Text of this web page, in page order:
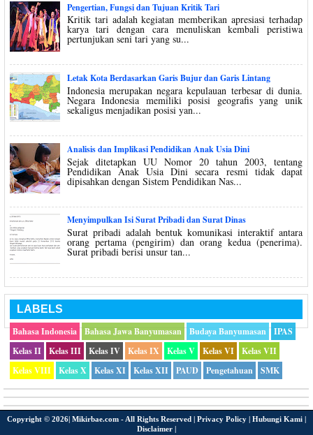
Pengertian, Fungsi dan Tujuan Kritik Tari
Kritik tari adalah kegiatan memberikan apresiasi terhadap
karya tari dengan cara menuliskan kembali peristiwa
pertunjukan seni tari yang su...
Letak Kota Berdasarkan Garis Bujur dan Garis Lintang
Indonesia merupakan negara kepulauan terbesar di dunia.
Negara Indonesia memiliki posisi geografis yang unik
sekaligus menjadikan posisi yan...
Analisis dan Implikasi Pendidikan Anak Usia Dini
Sejak ditetapkan UU Nomor 20 tahun 2003, tentang
Pendidikan Anak Usia Dini secara resmi tidak dapat
dipisahkan dengan Sistem Pendidikan Nas...
Menyimpulkan Isi Surat Pribadi dan Surat Dinas
Surat pribadi adalah bentuk komunikasi interaktif antara
orang pertama (pengirim) dan orang kedua (penerima).
Surat pribadi berisi unsur tan...
LABELS
Bahasa Indonesia
Bahasa Jawa Banyumasan Budaya Banyumasan
IPAS
Kelas II
Kelas III Kelas IV Kelas IX Kelas V Kelas VI
Kelas VII
Kelas VIII
Kelas X Kelas XI Kelas XII PAUD Pengetahuan SMK
Copyright © 2026| Mikirbae.com - All Rights Reserved | Privacy Policy Hubungi Kami
Disclaimer